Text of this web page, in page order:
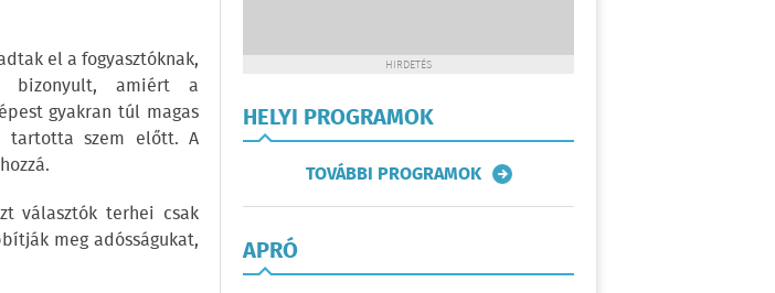
el a fogyasztóknak,
bizonyult, amiért a
gyakran túl magas
tartotta szem előtt. A
választók terhei csak
meg adósságukat,
HIRDETÉS
HELYI PROGRAMOK
TOVÁBBI PROGRAMOK
APRÓ